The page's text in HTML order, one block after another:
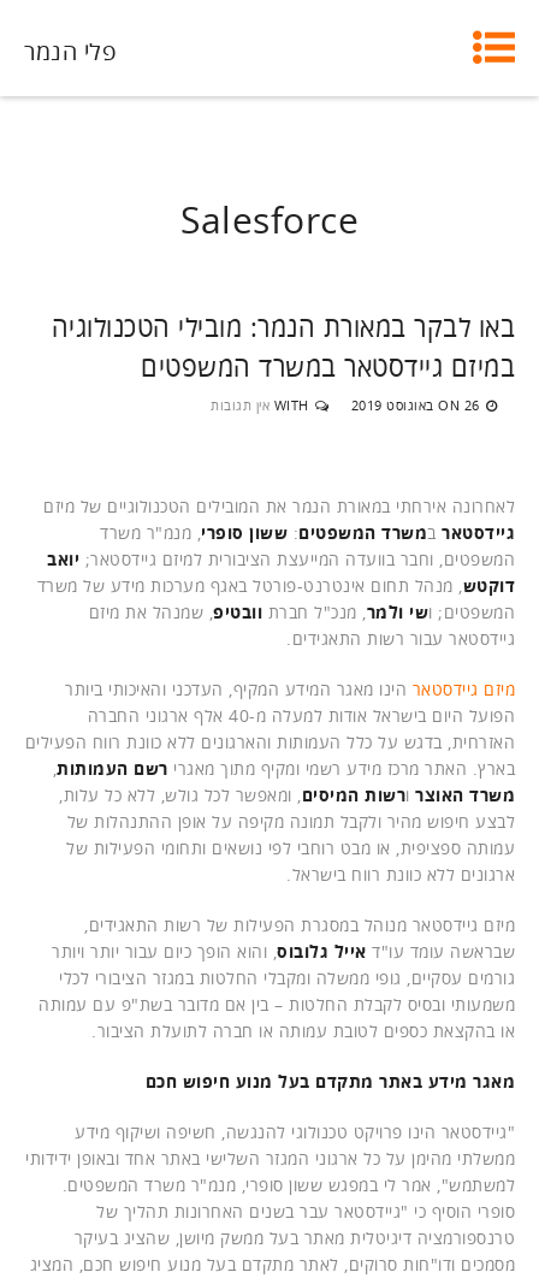
פלי הנמר
Salesforce
באו לבקר במאורת הנמר: מובילי הטכנולוגיה
במיזם גיידסטאר במשרד המשפטים
ON 26 באוגוסט 2019 WITH אין תגובות
לאחרונה אירחתי במאורת הנמר את המובילים הטכנולוגיים של מיזם
גיידסטאר במשרד המשפטים: ששון סופרי, מנמ"ר משרד
המשפטים, וחבר בוועדה המייעצת הציבורית למיזם גיידסטאר; יואב
דוקטש, מנהל תחום אינטרנט-פורטל באגף מערכות מידע של משרד
המשפטים; ושי ולמר, מנכ"ל חברת וובטיפ, שמנהל את מיזם
גיידסטאר עבור רשות התאגידים.
מיזם גיידסטאר הינו מאגר המידע המקיף, העדכני והאיכותי ביותר
הפועל היום בישראל אודות למעלה מ-40 אלף ארגוני החברה
האזרחית, בדגש על כלל העמותות והארגונים ללא כוונת רווח הפעילים
בארץ. האתר מרכז מידע רשמי ומקיף מתוך מאגרי רשם העמותות,
משרד האוצר ורשות המיסים, ומאפשר לכל גולש, ללא כל עלות,
לבצע חיפוש מהיר ולקבל תמונה מקיפה על אופן ההתנהלות של
עמותה ספציפית, או מבט רוחבי לפי נושאים ותחומי הפעילות של
ארגונים ללא כוונת רווח בישראל.
מיזם גיידסטאר מנוהל במסגרת הפעילות של רשות התאגידים,
שבראשה עומד עו"ד אייל גלובוס, והוא הופך כיום עבור יותר ויותר
גורמים עסקיים, גופי ממשלה ומקבלי החלטות במגזר הציבורי לכלי
משמעותי ובסיס לקבלת החלטות – בין אם מדובר בשת"פ עם עמותה
או בהקצאת כספים לטובת עמותה או חברה לתועלת הציבור.
מאגר מידע באתר מתקדם בעל מנוע חיפוש חכם
"גיידסטאר הינו פרויקט טכנולוגי להנגשה, חשיפה ושיקוף מידע
ממשלתי מהימן על כל ארגוני המגזר השלישי באתר אחד ובאופן ידידותי
למשתמש", אמר לי במפגש ששון סופרי, מנמ"ר משרד המשפטים.
סופרי הוסיף כי "גיידסטאר עבר בשנים האחרונות תהליך של
טרנספורמציה דיגיטלית מאתר בעל ממשק מיושן, שהציג בעיקר
מסמכים ודו"חות סרוקים, לאתר מתקדם בעל מנוע חיפוש חכם, המציג